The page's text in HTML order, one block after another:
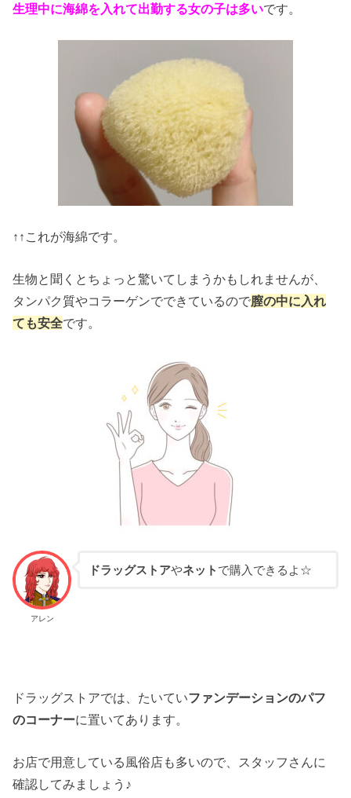
生理中に海綿を入れて出勤する女の子は多いです。
↑↑これが海綿です。
生物と聞くとちょっと驚いてしまうかもしれませんが、
タンパク質やコラーゲンでできているので膣の中に入れ
ても安全です。
アレン
ドラッグストアやネット で購入できるよ☆
ドラッグストアでは、たいていファンデーションのパフ
のコーナーに置いてあります。
お店で用意している風俗店も多いので、スタッフさんに
確認してみましょう♪